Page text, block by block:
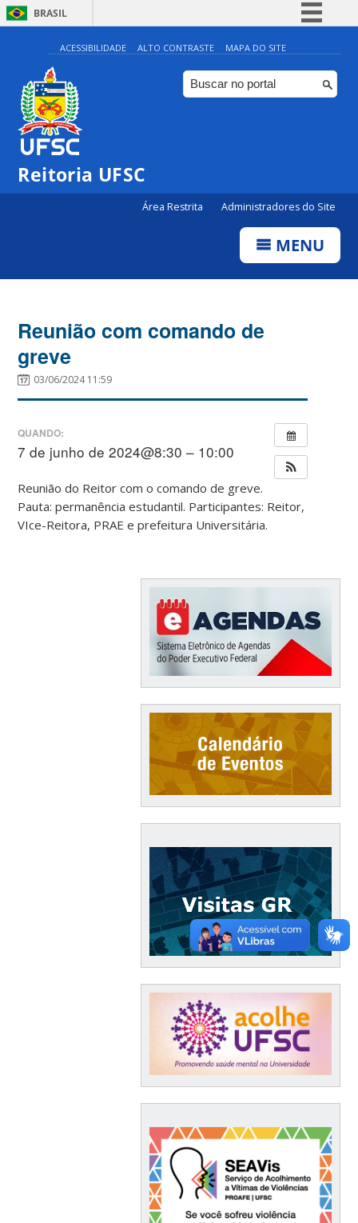
BRASIL
Simplifique!
Comunica BR
Participe
ACESSIBILIDADE ALTO CONTRASTE MAPA DO SITE
Reitoria UFSC
Área Restrita Administradores do Site
MENU
Reunião com comando de
greve
03/06/2024 11:59
QUANDO:
7 de junho de 2024@8:30 – 10:00
Reunião do Reitor com o comando de greve.
Pauta: permanência estudantil. Participantes: Reitor,
VIce-Reitora, PRAE e prefeitura Universitária.